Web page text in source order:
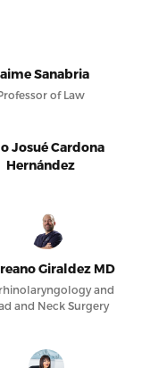
Sanabria
of Law
Josué Cardona
Hernández
Giraldez MD
and
and Neck Surgery